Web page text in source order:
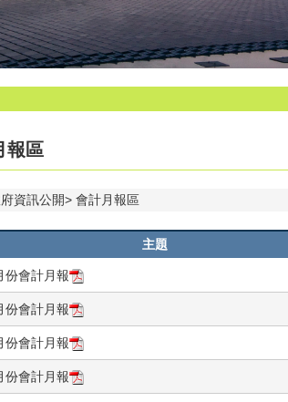
報區
資訊公開 會計月報區
主題
份會計月報
份會計月報
份會計月報
份會計月報